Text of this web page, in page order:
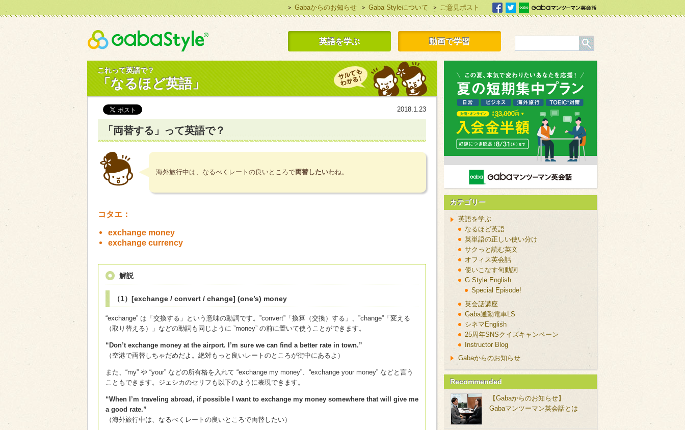
Gabaからのお知らせ Gaba Styleについて ご意見ポスト facebook
Twitter Gabaマンツーマン英会話
Gaba Style 無料で英語学習 英語を学ぶ 動画で学習
これって英語で？
「なるほど英語」
2018.1.23
「両替する」って英語で？
海外旅行中は、なるべくレートの良いところで両替したいわね。
コタエ：
exchange money
exchange currency
解説
（1）[exchange / convert / change] (one’s) money
“exchange” は「交換する」という意味の動詞です。”convert”「換算（交換）する」、”change”「変える
（取り替える）」などの動詞も同じように ”money” の前に置いて使うことができます。
“Don’t exchange money at the airport. I’m sure we can find a better rate in town.”
（空港で両替しちゃだめだよ。絶対もっと良いレートのところが街中にあるよ）
また、“my” や “your” などの所有格を入れて “exchange my money”、“exchange your money” などと言う
こともできます。ジェシカのセリフも以下のように表現できます。
“When I’m traveling abroad, if possible I want to exchange my money somewhere that will give me
a good rate.”
（海外旅行中は、なるべくレートの良いところで両替したい）
カテゴリー
英語を学ぶ
なるほど英語
英単語の正しい使い分け
サクっと読む英文
オフィス英会話
使いこなす句動詞
G Style English
Special Episode!
英会話講座
Gaba通勤電車LS
シネマEnglish
25周年SNSクイズキャンペーン
Instructor Blog
Gabaからのお知らせ
Recommended
【Gabaからのお知らせ】
Gabaマンツーマン英会話とは